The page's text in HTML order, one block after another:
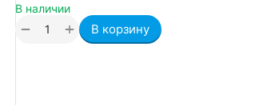
В наличии
+
− В корзину